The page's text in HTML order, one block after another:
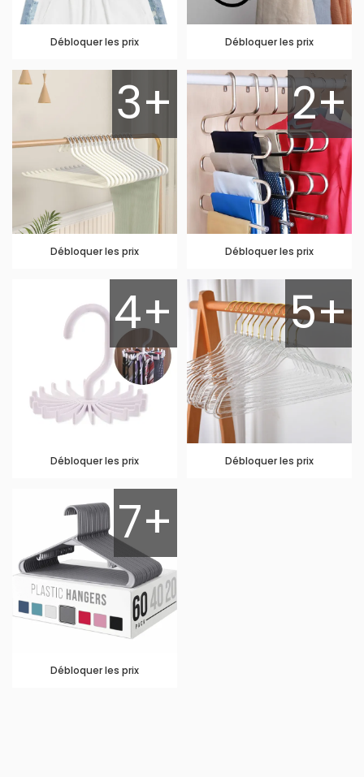
Débloquer les prix Débloquer les prix
3+
Débloquer les prix
2+
Débloquer les prix
4+
Débloquer les prix
5+
Débloquer les prix
7+
Débloquer les prix